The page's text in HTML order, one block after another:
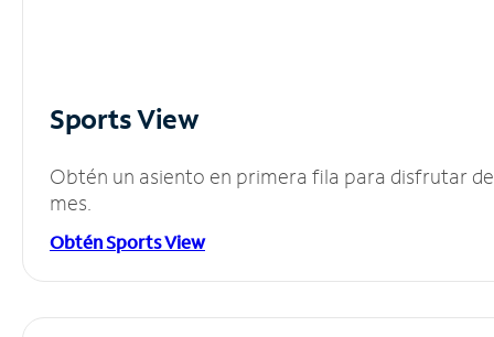
Sports View
Obtén un asiento en primera fila para disfrutar
mes.
Obtén Sports View